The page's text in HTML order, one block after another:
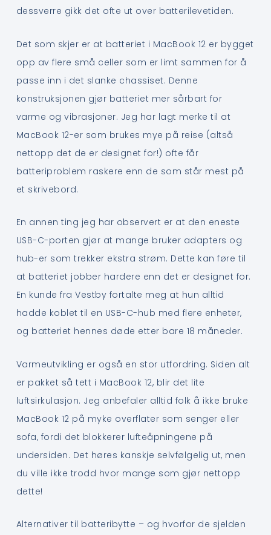
dessverre gikk det ofte ut over batterilevetiden.
Det som skjer er at batteriet i MacBook 12 er bygget
opp av flere små celler som er limt sammen for å
passe inn i det slanke chassiset. Denne
konstruksjonen gjør batteriet mer sårbart for
varme og vibrasjoner. Jeg har lagt merke til at
MacBook 12-er som brukes mye på reise (altså
nettopp det de er designet for!) ofte får
batteriproblem raskere enn de som står mest på
et skrivebord.
En annen ting jeg har observert er at den eneste
USB-C-porten gjør at mange bruker adapters og
hub-er som trekker ekstra strøm. Dette kan føre til
at batteriet jobber hardere enn det er designet for.
En kunde fra Vestby fortalte meg at hun alltid
hadde koblet til en USB-C-hub med flere enheter,
og batteriet hennes døde etter bare 18 måneder.
Varmeutvikling er også en stor utfordring. Siden alt
er pakket så tett i MacBook 12, blir det lite
luftsirkulasjon. Jeg anbefaler alltid folk å ikke bruke
MacBook 12 på myke overflater som senger eller
sofa, fordi det blokkerer lufteåpningene på
undersiden. Det høres kanskje selvfølgelig ut, men
du ville ikke trodd hvor mange som gjør nettopp
dette!
Alternativer til batteribytte – og hvorfor de sjelden